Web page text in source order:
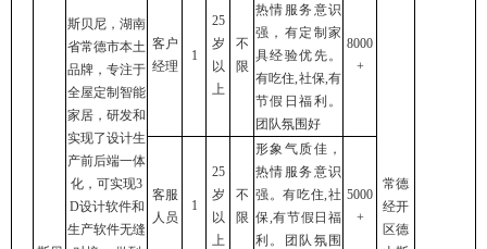
斯贝尼，湖南
省常德市本土
品牌，专注于
全屋定制智能
家居，研发和
实现了设计生
产前后端一体
化，可实现3
D设计软件和
生产软件无缝
客户
经理
1
25
岁
以
上
不
限
热情服务意识
强，有定制家
具经验优先。
有吃住,社保,有
节假日福利。
团队氛围好
8000
+
常德
经开
区德
客服
人员
1
25
岁
以
上
不
限
形象气质佳，
热情服务意识
强。有吃住,社
保,有节假日福
利。团队氛围
5000
+